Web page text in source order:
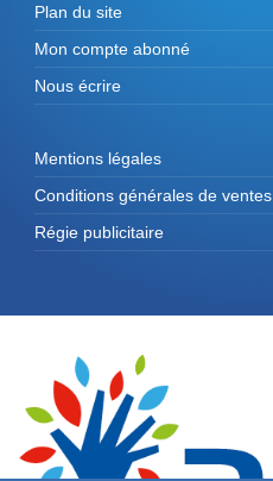
Plan du site
Mon compte abonné
Nous écrire
Mentions légales
Conditions générales de ventes
Régie publicitaire